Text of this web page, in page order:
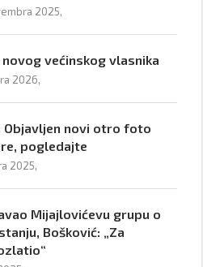
2025,
većinskog vlasnika
2026,
Objavljen novi otro foto
pogledajte
2025,
Mijajlovićevu grupu o
Bošković: „Za